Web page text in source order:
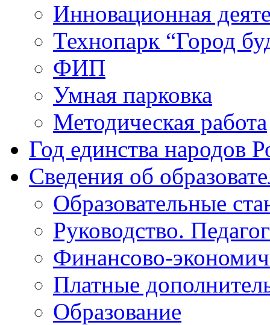
Инновационная
Технопарк “Город
ФИП
Умная парковка
Методическая работа
Год единства народов
Сведения об
Образовательные
Руководство.
Финансово-
Платные
Образование